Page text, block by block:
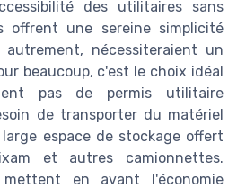
des utilitaires sans
offrent une sereine simplicité
nécessiteraient un
beaucoup, c'est le choix idéal
pas de permis utilitaire
de transporter du matériel
espace de stockage offert
et autres camionnettes.
mettent en avant l'économie